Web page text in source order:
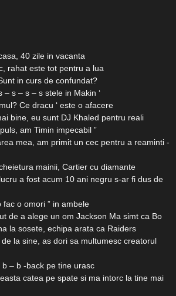
40 zile in vacanta
rahat este tot pentru a lua
in curs de confundat?
s – s – s stele in Makin ‘
Ce dracu ‘ este o afacere
bine, eu sunt DJ Khaled pentru reali
am Timin impecabil ”
mea, am primit un cec pentru a reaminti -
mainii, Cartier cu diamante
a fost acum 10 ani negru s-ar fi dus de
o omori ” in ambele
de a alege un om Jackson Ma simt ca Bo
la sosete, echipa arata ca Raiders
la sine, as dori sa multumesc creatorul
– b -back pe tine urasc
catea pe spate si ma intorc la tine mai